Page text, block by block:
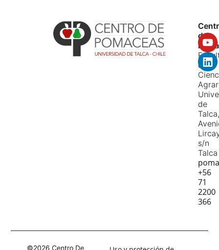
de
de
de
s/n
Talca
+56
71
2200
366
©2026 Centro De